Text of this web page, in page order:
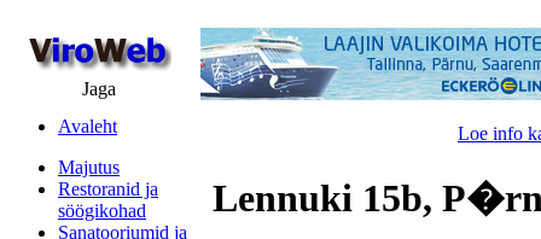
Jaga
Avaleht
Majutus
Restoranid ja
söögikohad
Sanatooriumid ja
Loe info
Lennuki 15b,